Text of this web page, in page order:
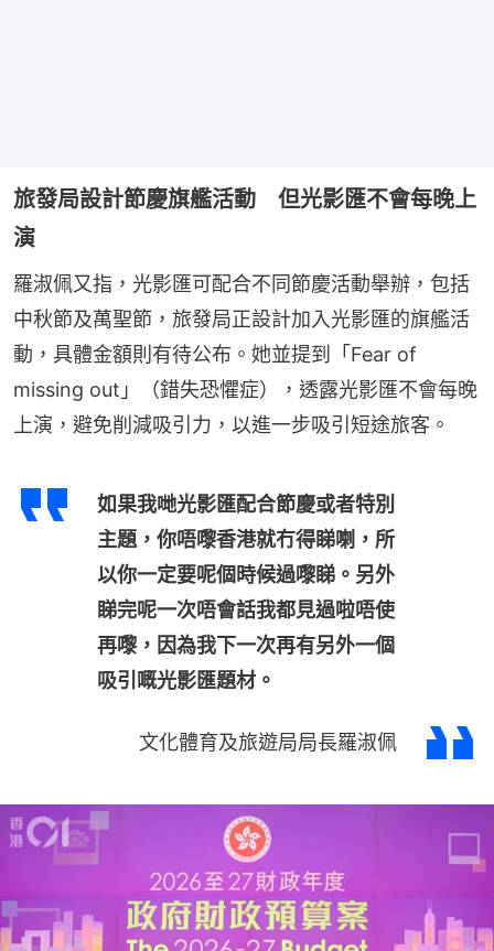
旅發局設計節慶旗艦活動 但光影匯不會每晚上
演
羅淑佩又指，光影匯可配合不同節慶活動舉辦，包括
中秋節及萬聖節，旅發局正設計加入光影匯的旗艦活
動，具體金額則有待公布。她並提到「Fear of
missing out」（錯失恐懼症），透露光影匯不會每晚
上演，避免削減吸引力，以進一步吸引短途旅客。
如果我哋光影匯配合節慶或者特別
主題，你唔嚟香港就冇得睇喇，所
以你一定要呢個時候過嚟睇。另外
睇完呢一次唔會話我都見過啦唔使
再嚟，因為我下一次再有另外一個
吸引嘅光影匯題材。
文化體育及旅遊局局長羅淑佩